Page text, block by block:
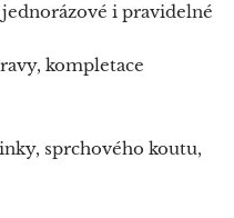
i pravidelné
kompletace
sprchového koutu,